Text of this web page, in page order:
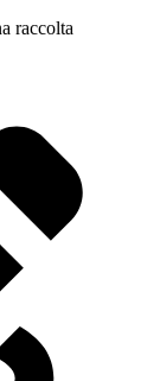
raccolta